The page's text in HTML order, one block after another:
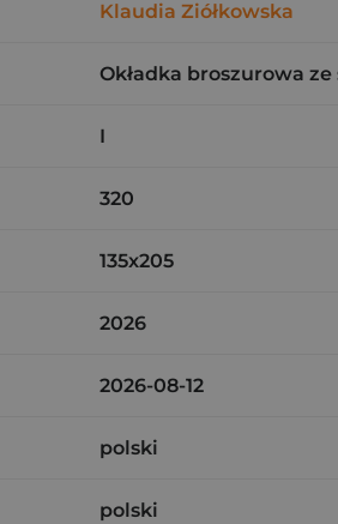
Klaudia Ziółkowska
Okładka broszurowa
I
320
135x205
2026
2026-08-12
polski
polski